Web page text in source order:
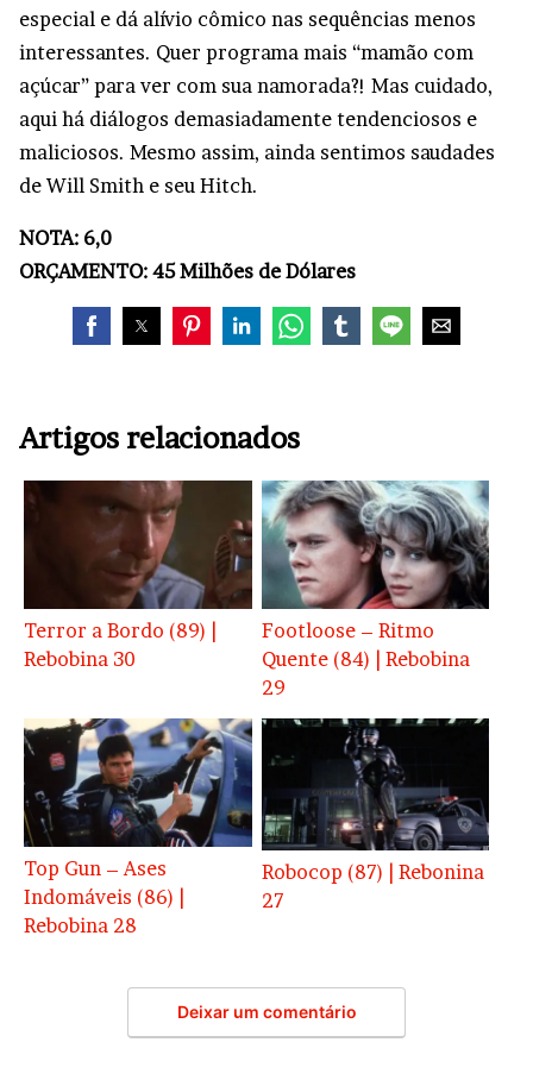
especial e dá alívio cômico nas sequências menos
interessantes. Quer programa mais “mamão com
açúcar” para ver com sua namorada?! Mas cuidado,
aqui há diálogos demasiadamente tendenciosos e
maliciosos. Mesmo assim, ainda sentimos saudades
de Will Smith e seu Hitch.
NOTA: 6,0
ORÇAMENTO: 45 Milhões de Dólares
Artigos relacionados
Terror a Bordo (89) |
Rebobina 30
Footloose – Ritmo
Quente (84) | Rebobina
29
Top Gun – Ases
Indomáveis (86) |
Rebobina 28
Robocop (87) | Rebonina
27
Deixar um comentário